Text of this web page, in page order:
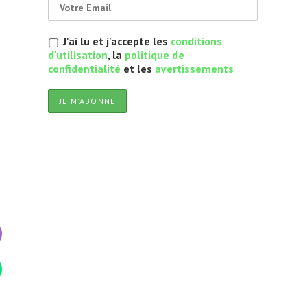
J'ai lu et j'accepte les conditions
d'utilisation, la politique de
confidentialité et les avertissements